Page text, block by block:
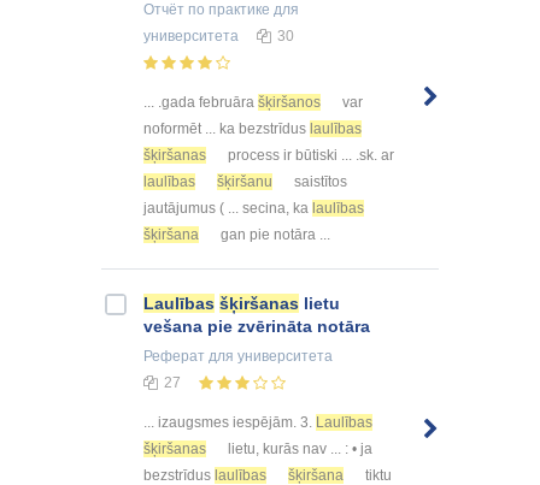
Отчёт по практике для
университета
30
... .gada februāra šķiršanos
var
noformēt ... ka bezstrīdus laulības
šķiršanas
process ir būtiski ... .sk. ar
laulības
šķiršanu
saistītos
jautājumus ( ... secina, ka laulības
šķiršana
gan pie notāra ...
Laulības šķiršanas lietu
vešana pie zvērināta notāra
Реферат для университета
27
... izaugsmes iespējām. 3. Laulības
šķiršanas
lietu, kurās nav ... : • ja
bezstrīdus laulības šķiršana
tiktu